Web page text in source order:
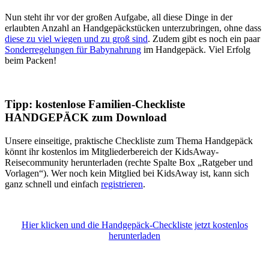
Nun steht ihr vor der großen Aufgabe, all diese Dinge in der
erlaubten Anzahl an Handgepäckstücken unterzubringen, ohne dass
diese zu viel wiegen und zu groß sind. Zudem gibt es noch ein paar
Sonderregelungen für Babynahrung im Handgepäck. Viel Erfolg
beim Packen!
Tipp: kostenlose Familien-Checkliste
HANDGEPÄCK zum Download
Unsere einseitige, praktische Checkliste zum Thema Handgepäck
könnt ihr kostenlos im Mitgliederbereich der KidsAway-
Reisecommunity herunterladen (rechte Spalte Box „Ratgeber und
Vorlagen“). Wer noch kein Mitglied bei KidsAway ist, kann sich
ganz schnell und einfach registrieren.
Hier klicken und die Handgepäck-Checkliste jetzt kostenlos
herunterladen